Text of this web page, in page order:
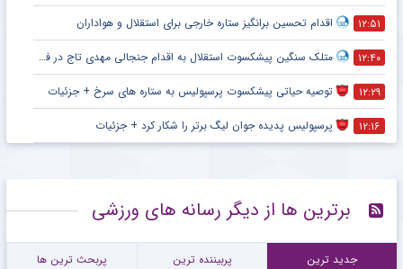
۱۲:۵۱ اقدام تحسین برانگیز ستاره خارجی برای استقلال و هواداران
۱۲:۴۰ متلک سنگین پیشکسوت استقلال به اقدام جنجالی مهدی تاج در فدراسیون فوتبال
۱۲:۲۹ توصیه حیاتی پیشکسوت پرسپولیس به ستاره های سرخ + جزئیات
۱۲:۱۶ پرسپولیس پدیده جوان لیگ برتر را شکار کرد + جزئیات
برترین ها از دیگر رسانه های ورزشی
جدید ترین پربیننده ترین پربحث ترین ها